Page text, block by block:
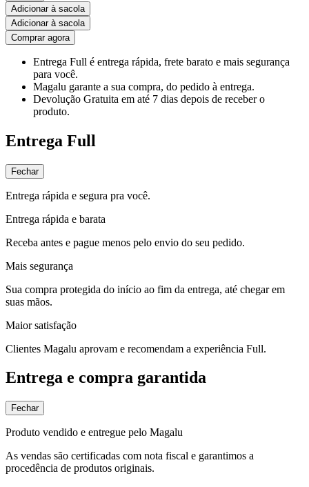
Adicionar à sacola
Adicionar à sacola
Comprar agora
Entrega Full é entrega rápida, frete barato e mais segurança
para você.
Magalu garante a sua compra, do pedido à entrega.
Devolução Gratuita em até 7 dias depois de receber o
produto.
Entrega Full
Fechar
Entrega rápida e segura pra você.
Entrega rápida e barata
Receba antes e pague menos pelo envio do seu pedido.
Mais segurança
Sua compra protegida do início ao fim da entrega, até chegar em
suas mãos.
Maior satisfação
Clientes Magalu aprovam e recomendam a experiência Full.
Entrega e compra garantida
Fechar
Produto vendido e entregue pelo Magalu
As vendas são certificadas com nota fiscal e garantimos a
procedência de produtos originais.